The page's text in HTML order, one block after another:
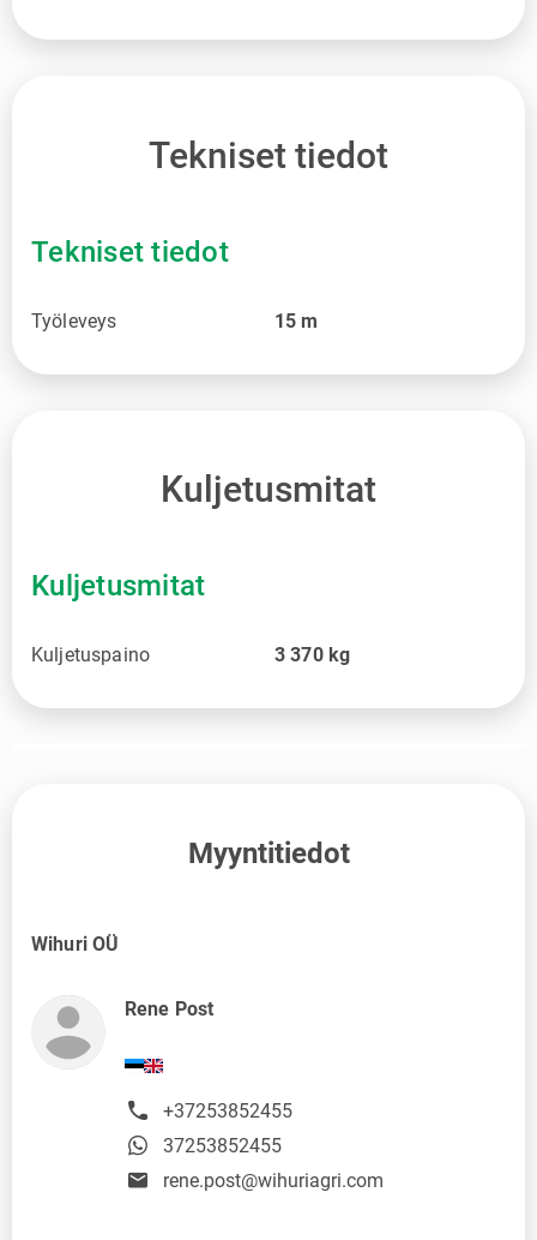
Tekniset tiedot
Tekniset tiedot
Työleveys 15 m
Kuljetusmitat
Kuljetusmitat
Kuljetuspaino 3 370 kg
Myyntitiedot
Wihuri OÜ
Rene Post
+37253852455
37253852455
rene.post@wihuriagri.com